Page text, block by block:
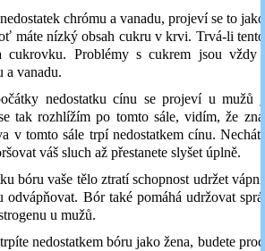
chrómu a vanadu, projeví se to jako
máte nízký obsah cukru v krvi. Trvá-li
cukrovku. Problémy s cukrem jsou vždy
a vanadu.
cínu se projeví u mužů
tak rozhlížím po tomto sále, vidím, že
v tomto sále trpí nedostatkem cínu.
váš sluch až přestanete slyšet úplně.
vaše tělo ztratí schopnost udržet
odvápňovat. Bór také pomáhá udržovat
u mužů.
bóru jako žena, budete